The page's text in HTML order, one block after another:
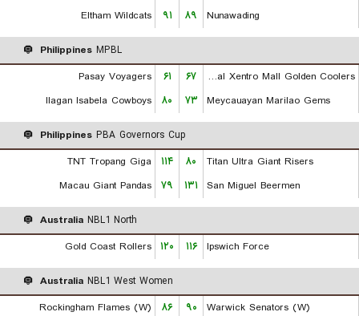
Eltham Wildcats
۹۱ ۸۹ Nunawading
Philippines MPBL
Pasay Voyagers
۶۱ ۶۷
Rizal Xentro Mall Golden Coolers
Ilagan Isabela Cowboys
۸۰ ۷۳ Meycauayan Marilao Gems
Philippines PBA Governors Cup
TNT Tropang Giga
۱۱۴ ۸۰
Titan Ultra Giant Risers
Macau Giant Pandas
۷۹ ۱۳۱ San Miguel Beermen
Australia NBL1 North
Gold Coast Rollers ۱۲۰ ۱۱۶ Ipswich Force
Australia NBL1 West Women
Rockingham Flames (W)
۸۶ ۹۰ Warwick Senators (W)